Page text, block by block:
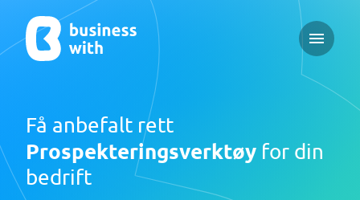
Open
Få anbefalt rett
Prospekteringsverktøy for din
bedrift